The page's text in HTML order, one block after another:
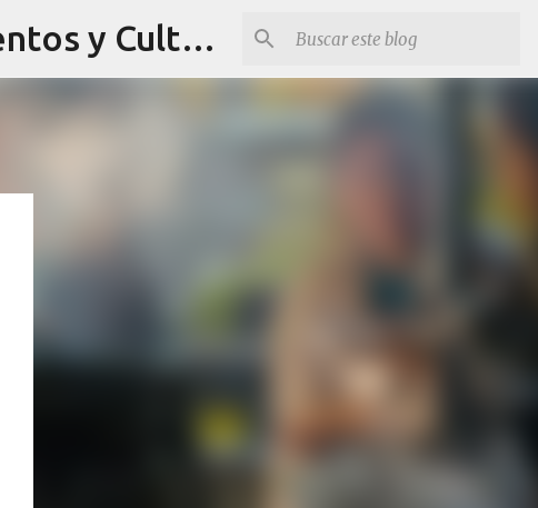
Revista Q Planes - Conciertos de Arequipa, fiestas, eventos y Cultura